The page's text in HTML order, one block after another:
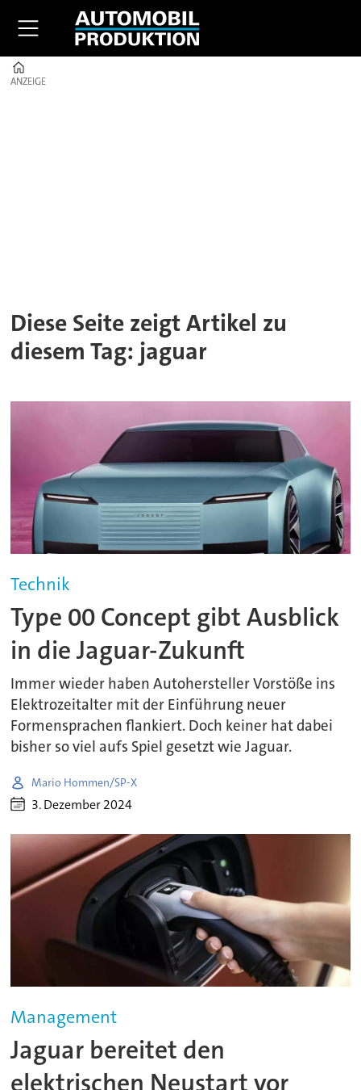
ANZEIGE
ANZEIGE
Diese Seite zeigt Artikel zu
diesem Tag: jaguar
Technik
Type 00 Concept gibt Ausblick
in die Jaguar-Zukunft
Immer wieder haben Autohersteller Vorstöße ins
Elektrozeitalter mit der Einführung neuer
Formensprachen flankiert. Doch keiner hat dabei
bisher so viel aufs Spiel gesetzt wie Jaguar.
Mario Hommen/SP-X
3. Dezember 2024
Management
Jaguar bereitet den
elektrischen Neustart vor